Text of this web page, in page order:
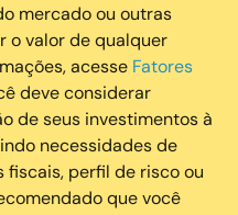
mercado ou outras
o valor de qualquer
acesse Fatores
deve considerar
de seus investimentos à
necessidades de
perfil de risco ou
que você